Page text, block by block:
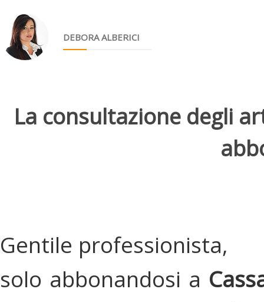
DEBORA ALBERICI
La consultazione degli
Gentile professionista,
solo abbonandosi a